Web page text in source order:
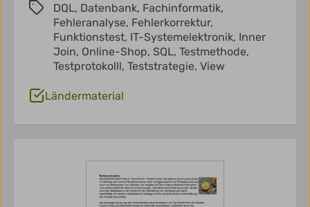
DQL, Datenbank, Fachinformatik,
Fehleranalyse, Fehlerkorrektur,
Funktionstest, IT-Systemelektronik, Inner
Join, Online-Shop, SQL, Testmethode,
Testprotokolll, Teststrategie, View
Ländermaterial